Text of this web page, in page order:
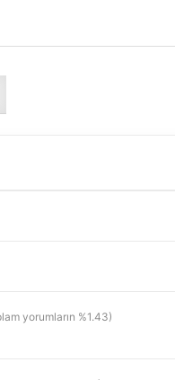
yorumların %1.43)